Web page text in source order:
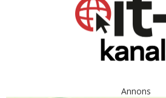
Annons